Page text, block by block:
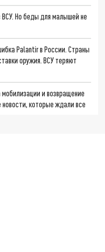
ВСУ. Но беды для малышей не
Palantir в России. Страны
оружия. ВСУ теряют
и возвращение
которые ждали все